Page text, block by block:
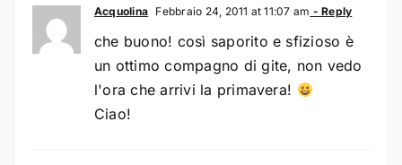
Acquolina Febbraio 24, 2011 at 11:07 am - Reply
che buono! così saporito e sfizioso è
un ottimo compagno di gite, non vedo
l'ora che arrivi la primavera!
Ciao!